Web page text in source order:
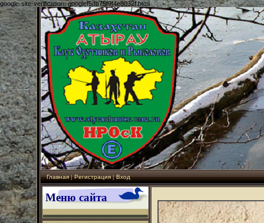
google-site-verification: googlef5db75f9f4e8032f.html
Главная|Регистрация|Вход
Меню сайта